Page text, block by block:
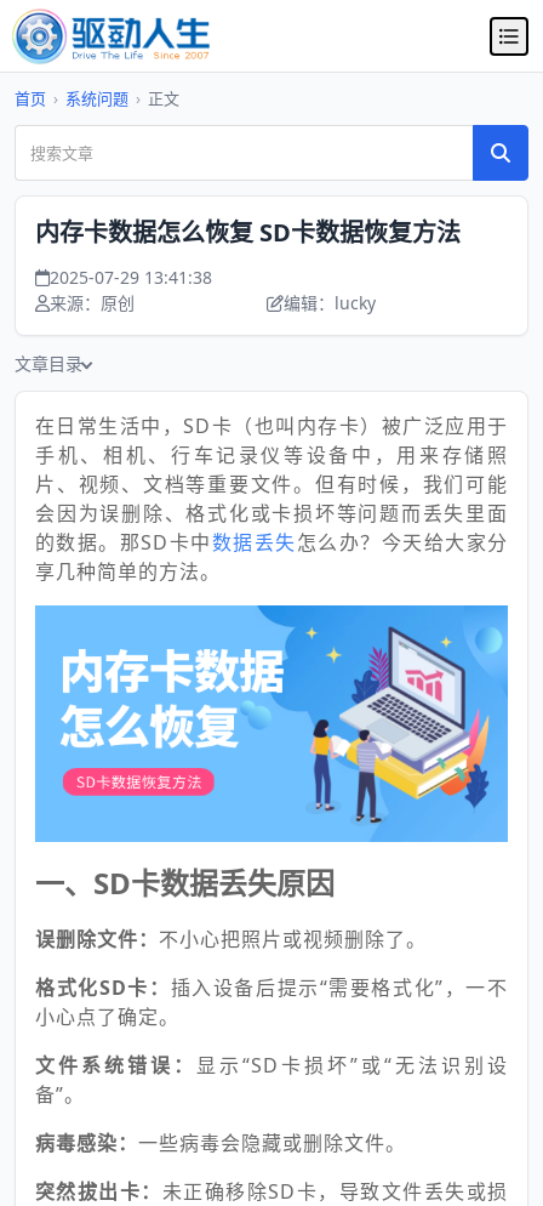
首页 › 系统问题 › 正文
内存卡数据怎么恢复 SD卡数据恢复方法
2025-07-29 13:41:38
来源：原创
编辑：lucky
文章目录
在日常生活中，SD卡（也叫内存卡）被广泛应用于
手机、相机、行车记录仪等设备中，用来存储照
片、视频、文档等重要文件。但有时候，我们可能
会因为误删除、格式化或卡损坏等问题而丢失里面
的数据。那SD卡中数据丢失怎么办？今天给大家分
享几种简单的方法。
一、SD卡数据丢失原因
误删除文件： 不小心把照片或视频删除了。
格式化SD卡： 插入设备后提示“需要格式化”，一不
小心点了确定。
文件系统错误： 显示“SD卡损坏”或“无法识别设
备”。
病毒感染： 一些病毒会隐藏或删除文件。
突然拔出卡： 未正确移除SD卡，导致文件丢失或损